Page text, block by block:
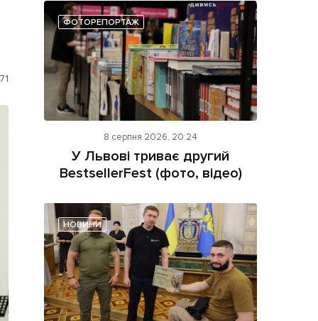
Фото/Відео
Made in Lviv
на сайті
ФОТОРЕПОРТАЖ
8 серпня 2026, 20:24
У Львові триває другий
BestsellerFest (фото, відео)
НОВИНИ